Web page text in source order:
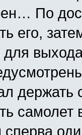
По
его,
для
держать
сперва